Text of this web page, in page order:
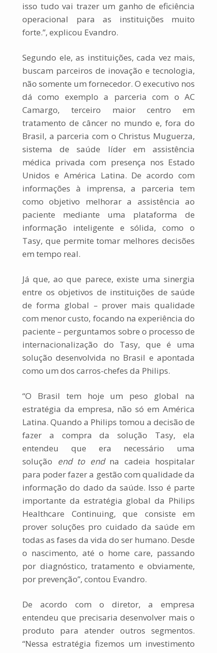
isso tudo vai trazer um ganho de eficiência
operacional para as instituições muito
forte.”, explicou Evandro.
Segundo ele, as instituições, cada vez mais,
buscam parceiros de inovação e tecnologia,
não somente um fornecedor. O executivo nos
dá como exemplo a parceria com o AC
Camargo, terceiro maior centro em
tratamento de câncer no mundo e, fora do
Brasil, a parceria com o Christus Muguerza,
sistema de saúde líder em assistência
médica privada com presença nos Estado
Unidos e América Latina. De acordo com
informações à imprensa, a parceria tem
como objetivo melhorar a assistência ao
paciente mediante uma plataforma de
informação inteligente e sólida, como o
Tasy, que permite tomar melhores decisões
em tempo real.
Já que, ao que parece, existe uma sinergia
entre os objetivos de instituições de saúde
de forma global – prover mais qualidade
com menor custo, focando na experiência do
paciente – perguntamos sobre o processo de
internacionalização do Tasy, que é uma
solução desenvolvida no Brasil e apontada
como um dos carros-chefes da Philips.
“O Brasil tem hoje um peso global na
estratégia da empresa, não só em América
Latina. Quando a Philips tomou a decisão de
fazer a compra da solução Tasy, ela
entendeu que era necessário uma
solução
end to endna cadeia hospitalar
para poder fazer a gestão com qualidade da
informação do dado da saúde. Isso é parte
importante da estratégia global da Philips
Healthcare Continuing, que consiste em
prover soluções pro cuidado da saúde em
todas as fases da vida do ser humano. Desde
o nascimento, até o home care, passando
por diagnóstico, tratamento e obviamente,
por prevenção”, contou Evandro.
De acordo com o diretor, a empresa
entendeu que precisaria desenvolver mais o
produto para atender outros segmentos.
“Nessa estratégia fizemos um investimento